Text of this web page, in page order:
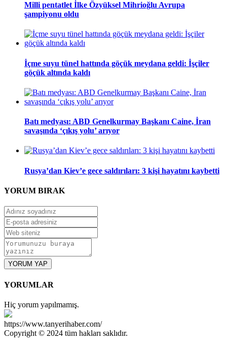
Milli pentatlet İlke Özyüksel Mihrioğlu Avrupa
şampiyonu oldu
İçme suyu tünel hattında göçük meydana geldi: İşçiler
göçük altında kaldı
Batı medyası: ABD Genelkurmay Başkanı Caine, İran
savaşında ‘çıkış yolu’ arıyor
Rusya’dan Kiev’e gece saldırıları: 3 kişi hayatını kaybetti
YORUM BIRAK
YORUM YAP
YORUMLAR
Hiç yorum yapılmamış.
https://www.tanyerihaber.com/
Copyright © 2024 tüm hakları saklıdır.